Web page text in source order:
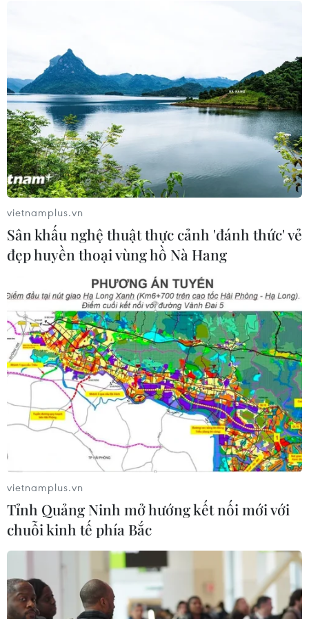
Nứt núi, Thanh Hóa sơ tán khẩn cấp
nhiều hộ dân
07/08/2026 13:17
Cảnh báo lũ trên lưu vực sông Thao
tại trạm Yên Bái
07/08/2026 11:51
Gỡ khó khăn triển khai dự án trọng
điểm quốc gia hồ Ka Pét
Indonesia nỗ lực khống chế cháy
rừng tại Vườn Quốc gia Núi Bromo
07/08/2026 10:56
Thụy Sĩ khó đạt mục tiêu giảm phát
thải khí nhà kính vào năm 2030
Xem thêm
vietnamplus.vn
Sân khấu nghệ thuật thực cảnh 'đánh thức' vẻ
đẹp huyền thoại vùng hồ Nà Hang
vietnamplus.vn
Tỉnh Quảng Ninh mở hướng kết nối mới với
chuỗi kinh tế phía Bắc